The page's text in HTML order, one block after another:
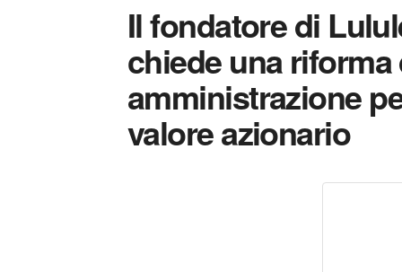
Il fondatore di
chiede una
amministrazione
valore azionario